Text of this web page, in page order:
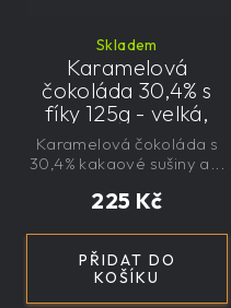
Skladem
Karamelová
čokoláda 30,4% s
fíky 125g - velká,
řemeslná,
exkluzivní, dárková
225 Kč
PŘIDAT DO
KOŠÍKU
Karamelová čokoláda s
30,4% kakaové sušiny a...